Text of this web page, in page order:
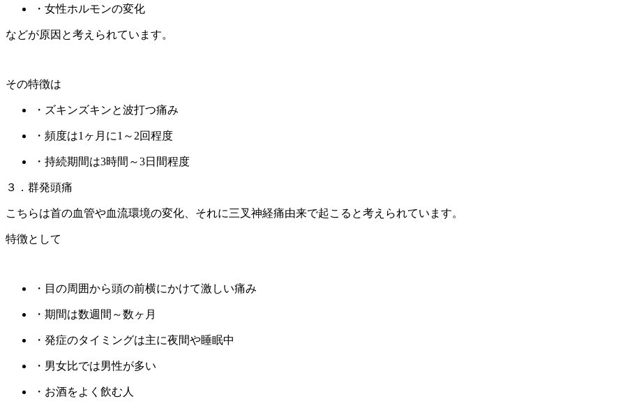
・女性ホルモンの変化
などが原因と考えられています。
その特徴は
・ズキンズキンと波打つ痛み
・頻度は1ヶ月に1～2回程度
・持続期間は3時間～3日間程度
３．群発頭痛
こちらは首の血管や血流環境の変化、それに三叉神経痛由来で起こると考えられています。
特徴として
・目の周囲から頭の前横にかけて激しい痛み
・期間は数週間～数ヶ月
・発症のタイミングは主に夜間や睡眠中
・男女比では男性が多い
・お酒をよく飲む人